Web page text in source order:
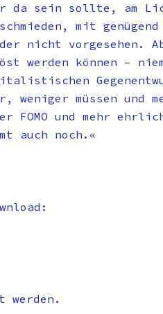
da sein sollte, am
mit genügend
nicht vorgesehen.
werden können –
weniger müssen und
und mehr
auch noch.«